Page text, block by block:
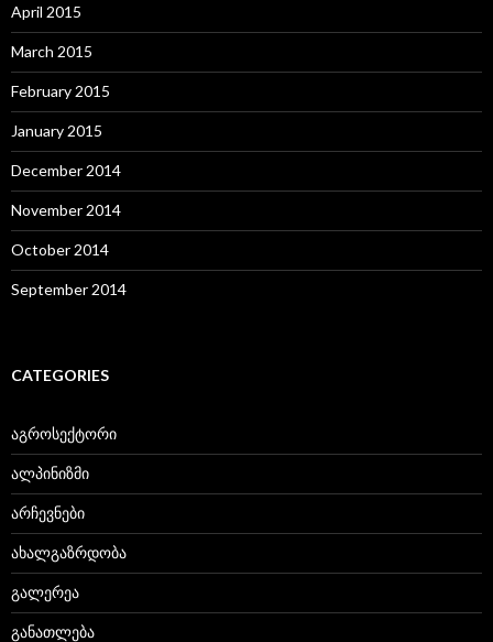
April 2015
March 2015
February 2015
January 2015
December 2014
November 2014
October 2014
September 2014
CATEGORIES
აგროსექტორი
ალპინიზმი
არჩევნები
ახალგაზრდობა
გალერეა
განათლება